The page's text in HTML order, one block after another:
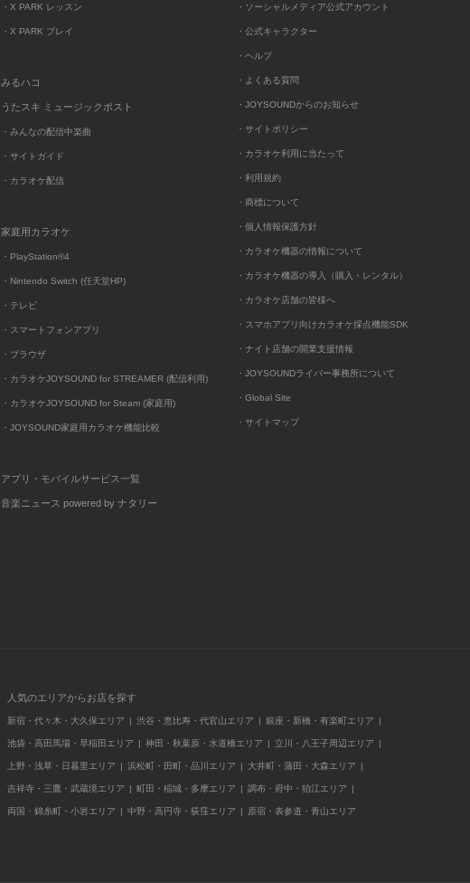
・X PARK レッスン
・X PARK プレイ
みるハコ
うたスキ ミュージックポスト
・みんなの配信中楽曲
・サイトガイド
・カラオケ配信
家庭用カラオケ
・PlayStation®4
・Nintendo Switch (任天堂HP)
・テレビ
・スマートフォンアプリ
・ブラウザ
・カラオケJOYSOUND for STREAMER (配信利用)
・カラオケJOYSOUND for Steam (家庭用)
・JOYSOUND家庭用カラオケ機能比較
アプリ・モバイルサービス一覧
音楽ニュース powered by ナタリー
・ソーシャルメディア公式アカウント
・公式キャラクター
・ヘルプ
・よくある質問
・JOYSOUNDからのお知らせ
・サイトポリシー
・カラオケ利用に当たって
・利用規約
・商標について
・個人情報保護方針
・カラオケ機器の情報について
・カラオケ機器の導入（購入・レンタル）
・カラオケ店舗の皆様へ
・スマホアプリ向けカラオケ採点機能SDK
・ナイト店舗の開業支援情報
・JOYSOUNDライバー事務所について
・Global Site
・サイトマップ
人気のエリアからお店を探す
新宿・代々木・大久保エリア 渋谷・恵比寿・代官山エリア 銀座・新橋・有楽町エリア
池袋・高田馬場・早稲田エリア 神田・秋葉原・水道橋エリア 立川・八王子周辺エリア
上野・浅草・日暮里エリア 浜松町・田町・品川エリア 大井町・蒲田・大森エリア
吉祥寺・三鷹・武蔵境エリア 町田・稲城・多摩エリア 調布・府中・狛江エリア
両国・錦糸町・小岩エリア 中野・高円寺・荻窪エリア 原宿・表参道・青山エリア